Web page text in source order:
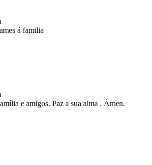
á familia
e amigos. Paz a sua alma . Ámen.